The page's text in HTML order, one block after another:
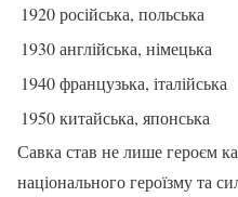
1920російська, польська
1930англійська, німецька
1940французька, італійська
1950китайська, японська
Савка став не лише героєм
національного героїзму та